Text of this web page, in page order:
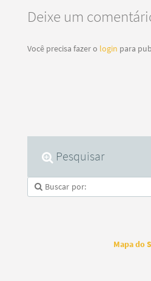
Deixe um
Você precisa fazer o login para
Pesquisar
Mapa do